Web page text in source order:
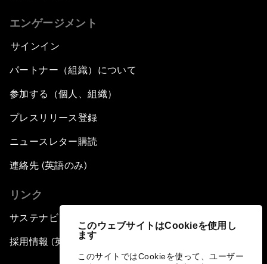
このウェブサイトはCookieを使用し
ます
このサイトではCookieを使って、ユーザー
エンゲージメント
サインイン
パートナー（組織）について
参加する（個人、組織）
プレスリリース登録
ニュースレター購読
連絡先 (英語のみ)
リンク
サステナビリティへの取り組み
採用情報 (英語のみ)